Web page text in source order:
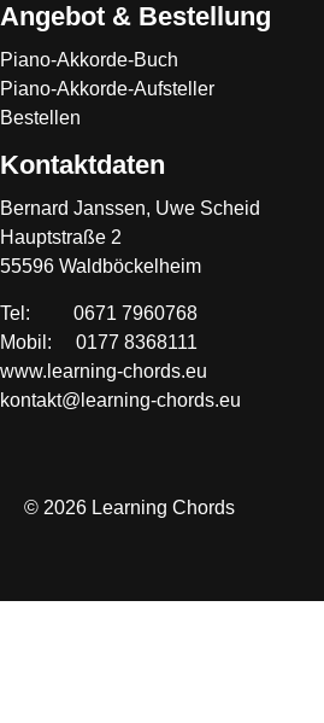
Angebot & Bestellung
Piano-Akkorde-Buch
Piano-Akkorde-Aufsteller
Bestellen
Kontaktdaten
Bernard Janssen, Uwe Scheid
Hauptstraße 2
55596 Waldböckelheim
Tel: 0671 7960768
Mobil: 0177 8368111
www.learning-chords.eu
kontakt@learning-chords.eu
© 2026 Learning Chords